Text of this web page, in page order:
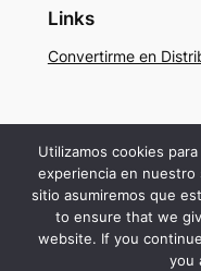
Links
Convertirme en
Social
Facebook
Instagram
TikTok
Utilizamos cookies
experiencia en
sitio asumiremos que
to ensure that we
website. If you
you